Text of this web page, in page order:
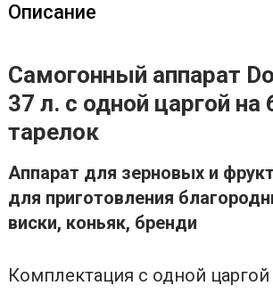
Описание
Самогонный аппарат
37 л. с одной царгой
тарелок
Аппарат для зерновых и
для приготовления
виски, коньяк, бренди
Комплектация с одной